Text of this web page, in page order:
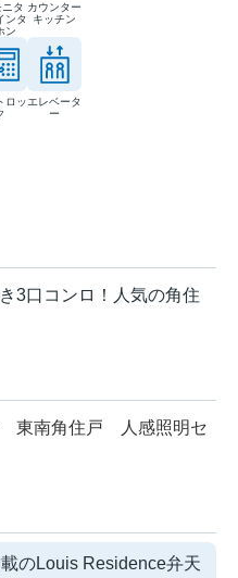
タ
ンタ
ン
カウンター
キッチン
ロッエレベータ
ー
3口コンロ！人気の角住
東南角住戸
人感照明セ
のLouis Residence弁天